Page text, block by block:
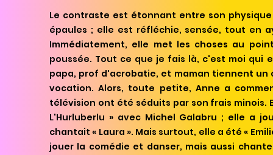
Le contraste est étonnant entre son
épaules ; elle est réfléchie, sensée, tout en
Immédiatement, elle met les choses au
poussée. Tout ce que je fais là, c'est moi qui
papa, prof d'acrobatie, et maman tiennent
vocation. Alors, toute petite, Anne a
télévision ont été séduits par son frais minois.
L'Hurluberlu » avec Michel Galabru ; elle a
chantait « Laura ». Mais surtout, elle a été «
jouer la comédie et danser, mais aussi